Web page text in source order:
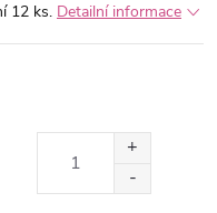
12 ks. Detailní informace